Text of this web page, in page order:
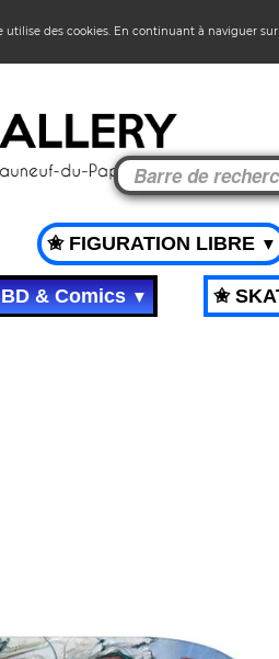
utilise des cookies. En continuant à naviguer
✬ FIGURATION LIBRE ▼
& Comics▼ ✬